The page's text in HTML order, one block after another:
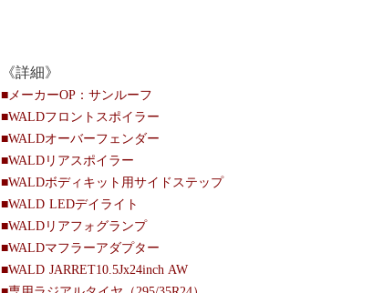
《詳細》
■メーカーOP：サンルーフ
■WALDフロントスポイラー
■WALDオーバーフェンダー
■WALDリアスポイラー
■WALDボディキット用サイドステップ
■WALD LEDデイライト
■WALDリアフォグランプ
■WALDマフラーアダプター
■WALD JARRET10.5Jx24inch AW